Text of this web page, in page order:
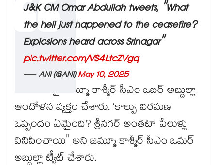
J&K CM Omar Abdullah tweets, "What
the hell just happened to the ceasefire?
Explosions heard across Srinagar"
pic.twitter.com/VS4LtcZVgq
— ANI (@ANI)May 10, 2025
పాక్ తీరుపై జమ్మూ కాశ్మీర్ సీఎం ఒబర్ అబ్దుల్లా
ఆందోళన వ్యక్తం చేశారు. ‘కాల్పు విరమణ
ఒప్పందం ఏమైంది? శ్రీనగర్ అంతటా పేలుళ్లు
వినిపించాయి" అని జమ్మూ కాశ్మీర్ సీఎం ఒమర్
అబ్దుల్లా ట్వీట్ చేశారు.